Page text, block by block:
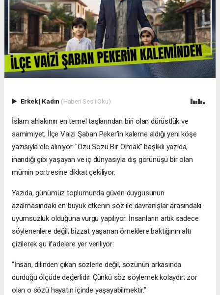
Erkek| Kadın (Haberi Sesli Oku)
İslam ahlakının en temel taşlarından biri olan dürüstlük ve
samimiyet, İlçe Vaizi Şaban Peker’in kaleme aldığı yeni köşe
yazısıyla ele alınıyor. "Özü Sözü Bir Olmak" başlıklı yazıda,
inandığı gibi yaşayan ve iç dünyasıyla dış görünüşü bir olan
mümin portresine dikkat çekiliyor.
​Yazıda, günümüz toplumunda güven duygusunun
azalmasındaki en büyük etkenin söz ile davranışlar arasındaki
uyumsuzluk olduğuna vurgu yapılıyor. İnsanların artık sadece
söylenenlere değil, bizzat yaşanan örneklere baktığının altı
çizilerek şu ifadelere yer veriliyor:
​"İnsan, dilinden çıkan sözlerle değil, sözünün arkasında
durduğu ölçüde değerlidir. Çünkü söz söylemek kolaydır; zor
olan o sözü hayatın içinde yaşayabilmektir."